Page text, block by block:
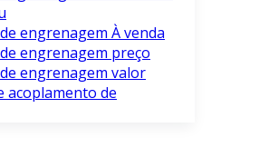
engrenagem À venda
engrenagem preço
engrenagem valor
acoplamento de